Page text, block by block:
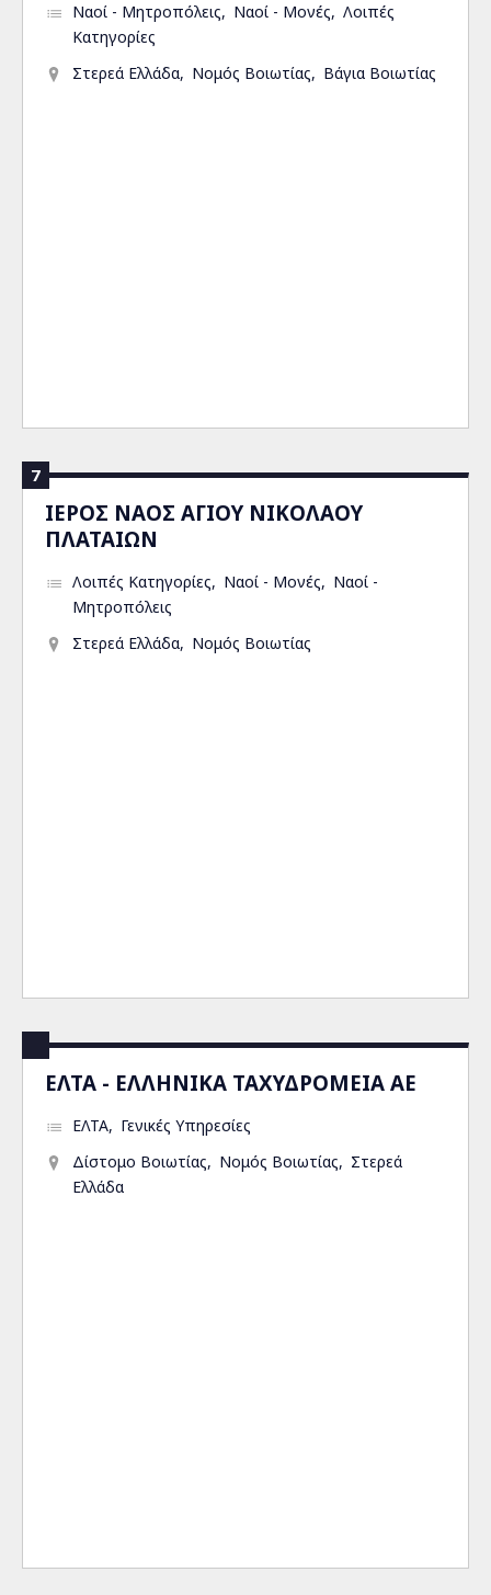
Ναοί - Μητροπόλεις Ναοί - Μονές
Λοιπές
Κατηγορίες
Στερεά Ελλάδα
Νομός Βοιωτίας Βάγια Βοιωτίας
7
ΙΕΡΟΣ ΝΑΟΣ ΑΓΙΟΥ ΝΙΚΟΛΑΟΥ
ΠΛΑΤΑΙΩΝ
Λοιπές Κατηγορίες Ναοί - Μονές
Ναοί -
Μητροπόλεις
Στερεά Ελλάδα
Νομός Βοιωτίας
ΕΛΤΑ - ΕΛΛΗΝΙΚΑ ΤΑΧΥΔΡΟΜΕΙΑ ΑΕ
ΕΛΤΑ
Γενικές Υπηρεσίες
Δίστομο Βοιωτίας
Νομός Βοιωτίας
Στερεά
Ελλάδα